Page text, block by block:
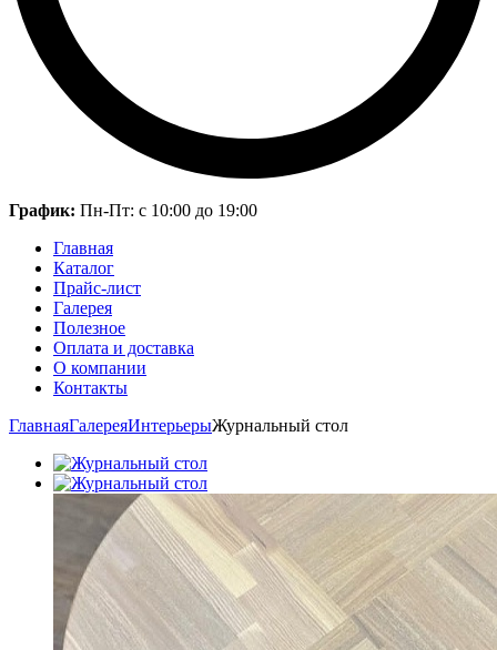
График: Пн-Пт: с 10:00 до 19:00
Главная
Каталог
Прайс-лист
Галерея
Полезное
Оплата и доставка
О компании
Контакты
ГлавнаяГалереяИнтерьерыЖурнальный стол